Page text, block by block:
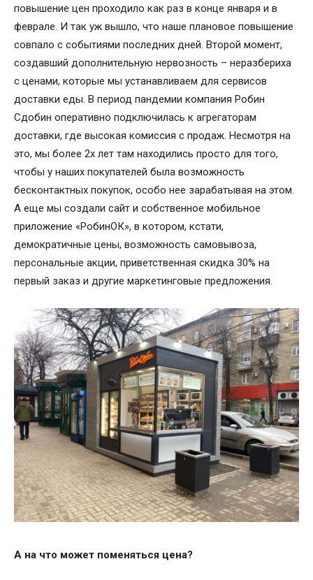
повышение цен проходило как раз в конце января и в
феврале. И так уж вышло, что наше плановое повышение
совпало с событиями последних дней. Второй момент,
создавший дополнительную нервозность – неразбериха
с ценами, которые мы устанавливаем для сервисов
доставки еды. В период пандемии компания Робин
Сдобин оперативно подключилась к агрегаторам
доставки, где высокая комиссия с продаж. Несмотря на
это, мы более 2х лет там находились просто для того,
чтобы у наших покупателей была возможность
бесконтактных покупок, особо нее зарабатывая на этом.
А еще мы создали сайт и собственное мобильное
приложение «РобинОК», в котором, кстати,
демократичные цены, возможность самовывоза,
персональные акции, приветственная скидка 30% на
первый заказ и другие маркетинговые предложения.
А на что может поменяться цена?